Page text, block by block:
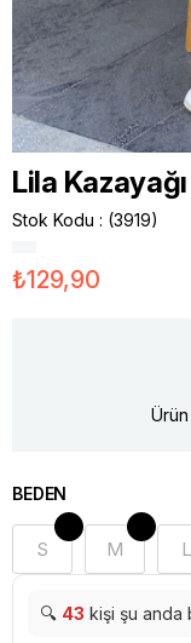
Lila
Stok Kodu (3919)
₺129,90
Ürün
BEDEN
S M L
🔍 43 kişi şu anda